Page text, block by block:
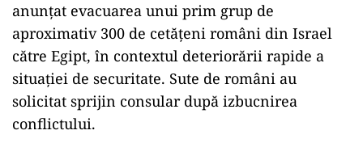
anunțat evacuarea unui prim grup de
aproximativ 300 de cetățeni români din Israel
către Egipt, în contextul deteriorării rapide a
situației de securitate. Sute de români au
solicitat sprijin consular după izbucnirea
conflictului.